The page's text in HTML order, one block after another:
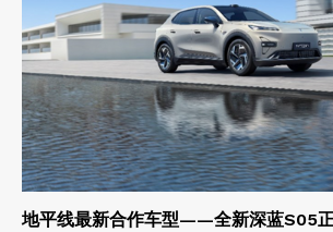
地平线最新合作车型——全新深蓝S05正